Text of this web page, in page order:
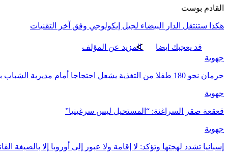
القادم بوست
هكذا ستنتقل الدار البيضاء لجيل إيكولوجي وفق آخر التقنيات
قد يعجبك ايضا
المزيد عن المؤلف
جهوية
حرمان نحو 180 طفلا من التغذية يشعل احتجاجا أمام مديرية الشباب بأكادير
جهوية
قعقعة صقر السراغنة: “المستحيل ليس سرغينيا”
جهوية
إسبانيا تشدد لهجتها وتؤكد: لا إقامة ولا عبور إلى أوروبا إلا بالصيغة